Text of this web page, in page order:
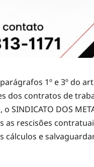
1º e 3º do
dos contratos de
DOS
as rescisões
e